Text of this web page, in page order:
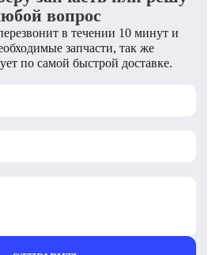
вопрос
в течении 10 минут и
запчасти, так же
по самой быстрой доставке.